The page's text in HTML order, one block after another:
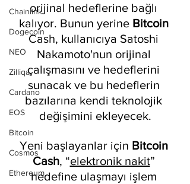
Chainlink
Dogecoin
NEO
Zilliqa
Cardano
EOS
Bitcoin
Cosmos
Ethereum
orijinal hedeflerine bağlı
kalıyor. Bunun yerine Bitcoin
Cash, kullanıcıya Satoshi
Nakamoto'nun orijinal
çalışmasını ve hedeflerini
sunacak ve bu hedeflerin
bazılarına kendi teknolojik
değişimini ekleyecek.
Yeni başlayanlar için Bitcoin
Cash, “elektronik nakit”
hedefine ulaşmayı işlem